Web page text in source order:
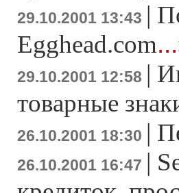
29.10.2001 13:43 |
Egghead.com
29.10.2001 12:58 |
товарные
26.10.2001 18:30 |
26.10.2001 16:47 |